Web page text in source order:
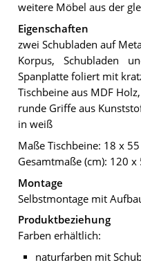
weitere Möbel aus der
Eigenschaften
zwei Schubladen auf
Korpus, Schubladen
Spanplatte foliert mit
Tischbeine aus MDF
runde Griffe aus
in weiß
Maße Tischbeine: 18 x
Gesamtmaße (cm): 120 x
Montage
Selbstmontage mit
Produktbeziehung
Farben erhältlich:
naturfarben mit